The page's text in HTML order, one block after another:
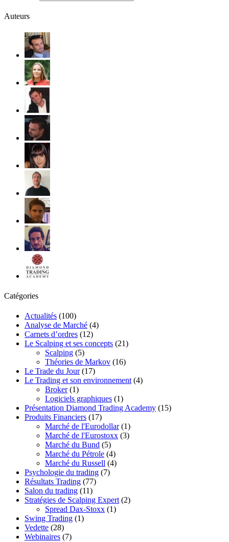
Auteurs
Catégories
Actualités (100)
Analyse de Marché (4)
Carnets d’ordres (12)
Le Scalping et ses concepts (21)
Scalping (5)
Théories de Markov (16)
Le Trade du Jour(17)
Le Trading et son environnement (4)
Broker(1)
Logiciels graphiques (1)
Présentation Diamond Trading Academy (15)
Produits Financiers (17)
Marché de l'Eurodollar(1)
Marché de l'Eurostoxx (3)
Marché du Bund (5)
Marché du Pétrole (4)
Marché du Russell (4)
Psychologie du trading (7)
Résultats Trading (77)
Salon du trading (11)
Stratégies de Scalping Expert (2)
Spread Dax-Stoxx (1)
Swing Trading (1)
Vedette (28)
Webinaires (7)